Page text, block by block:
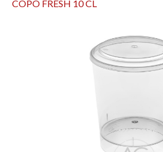
COPO FRESH 10 CL